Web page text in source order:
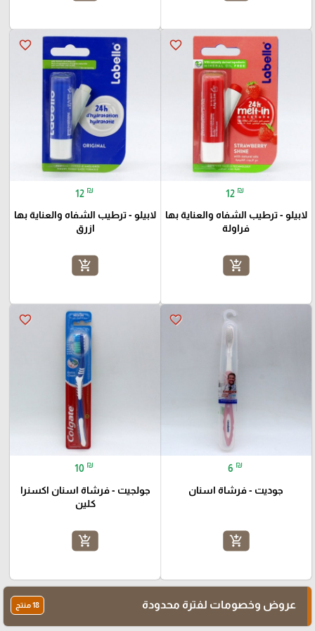
favorite_border
12 ₪
لابيلو - ترطيب الشفاه والعناية بها
فراولة
add_shopping_cart
favorite_border
12 ₪
لابيلو - ترطيب الشفاه والعناية بها
ازرق
add_shopping_cart
favorite_border
6 ₪
جوديت - فرشاة اسنان
add_shopping_cart
favorite_border
10 ₪
جولجيت - فرشاة اسنان اكسنرا
كلين
add_shopping_cart
عروض وخصومات لفترة محدودة 18 منتج